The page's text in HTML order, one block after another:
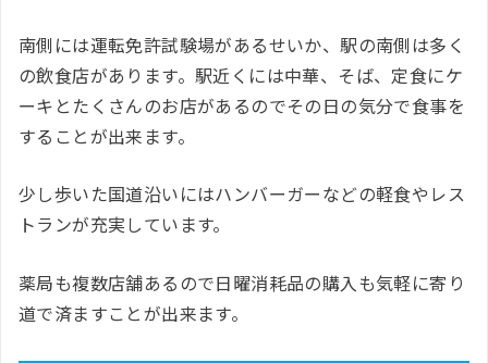
南側には運転免許試験場があるせいか、駅の南側は多く
の飲食店があります。駅近くには中華、そば、定食にケ
ーキとたくさんのお店があるのでその日の気分で食事を
することが出来ます。
少し歩いた国道沿いにはハンバーガーなどの軽食やレス
トランが充実しています。
薬局も複数店舗あるので日曜消耗品の購入も気軽に寄り
道で済ますことが出来ます。